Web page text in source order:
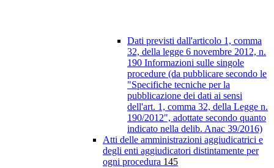
Dati previsti dall'articolo 1, comma
32, della legge 6 novembre 2012, n.
190 Informazioni sulle singole
procedure (da pubblicare secondo le
"Specifiche tecniche per la
pubblicazione dei dati ai sensi
dell'art. 1, comma 32, della Legge n.
190/2012", adottate secondo quanto
indicato nella delib. Anac 39/2016)
Atti delle amministrazioni aggiudicatrici e
degli enti aggiudicatori distintamente per
ogni procedura 145